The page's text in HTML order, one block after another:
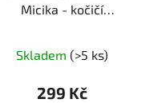
Micika - kočičí
milovníky koček
Skladem (>5 ks)
299 Kč